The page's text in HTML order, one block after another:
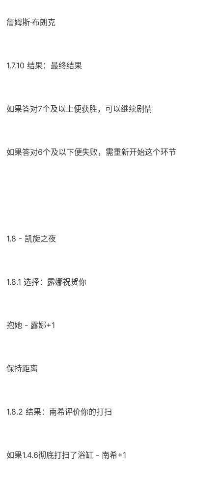
詹姆斯·布朗克
1.7.10 结果：最终结果
如果答对7个及以上便获胜，可以继续剧情
如果答对6个及以下便失败，需重新开始这个环节
1.8 - 凯旋之夜
1.8.1 选择：露娜祝贺你
抱她 - 露娜+1
保持距离
1.8.2 结果：南希评价你的打扫
如果1.4.6彻底打扫了浴缸 - 南希+1